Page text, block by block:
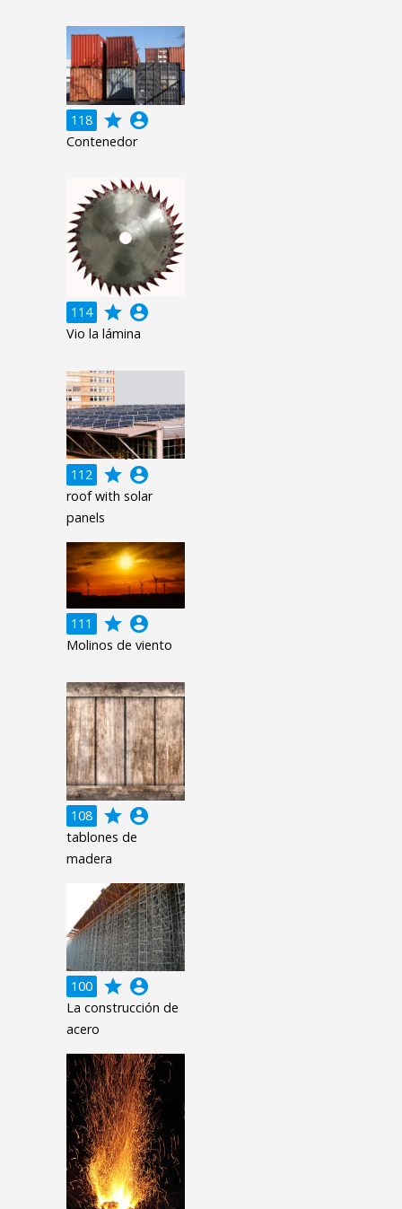
118 grade account_circle
Contenedor
114 grade account_circle
Vio la lámina
112 grade account_circle
roof with solar
panels
111 grade account_circle
Molinos de viento
108 grade account_circle
tablones de
madera
100 grade account_circle
La construcción de
acero